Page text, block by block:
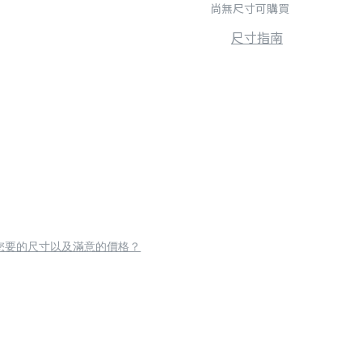
尚無尺寸可購買
尺寸指南
要的尺寸以及滿意的價格？